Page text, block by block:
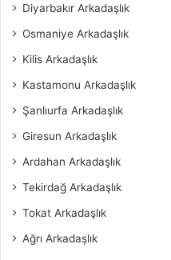
Diyarbakır Arkadaşlık
Osmaniye Arkadaşlık
Kilis Arkadaşlık
Kastamonu Arkadaşlık
Şanlıurfa Arkadaşlık
Giresun Arkadaşlık
Ardahan Arkadaşlık
Tekirdağ Arkadaşlık
Tokat Arkadaşlık
Ağrı Arkadaşlık